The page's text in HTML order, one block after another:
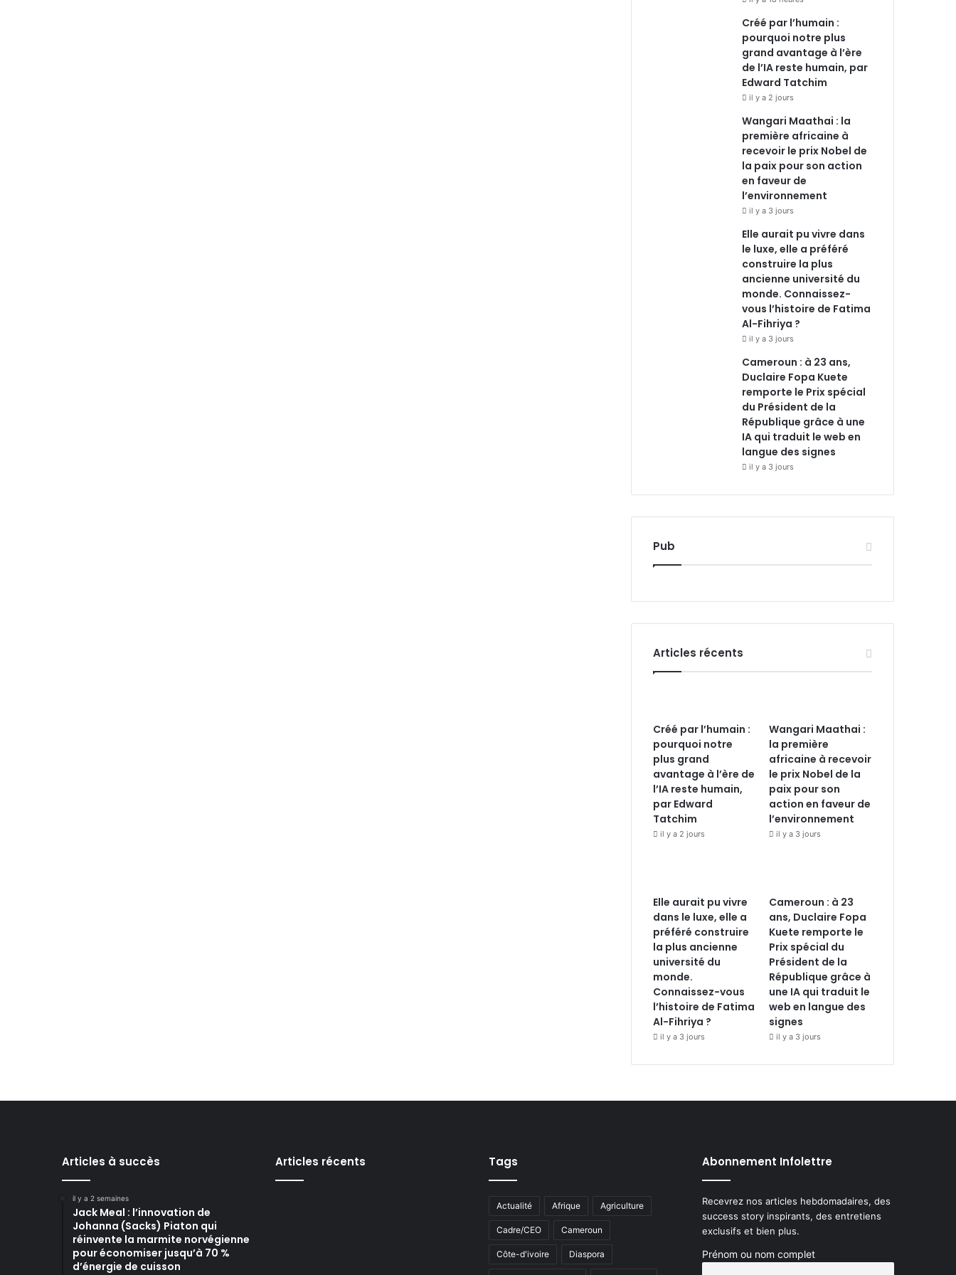
Créé par l’humain :
pourquoi notre plus
grand avantage à l’ère
de l’IA reste humain, par
Edward Tatchim
il y a 2 jours
Wangari Maathai : la
première africaine à
recevoir le prix Nobel de
la paix pour son action
en faveur de
l’environnement
il y a 3 jours
Elle aurait pu vivre dans
le luxe, elle a préféré
construire la plus
ancienne université du
monde. Connaissez-
vous l’histoire de Fatima
Al-Fihriya ?
il y a 3 jours
Cameroun : à 23 ans,
Duclaire Fopa Kuete
remporte le Prix spécial
du Président de la
République grâce à une
IA qui traduit le web en
langue des signes
il y a 3 jours
Pub
Articles récents
Créé par l’humain :
pourquoi notre
plus grand
avantage à l’ère de
l’IA reste humain,
par Edward
Tatchim
il y a 2 jours
Wangari Maathai :
la première
africaine à recevoir
le prix Nobel de la
paix pour son
action en faveur de
l’environnement
il y a 3 jours
Elle aurait pu vivre
dans le luxe, elle a
préféré construire
la plus ancienne
université du
monde.
Connaissez-vous
l’histoire de Fatima
Al-Fihriya ?
il y a 3 jours
Cameroun : à 23
ans, Duclaire Fopa
Kuete remporte le
Prix spécial du
Président de la
République grâce à
une IA qui traduit le
web en langue des
signes
il y a 3 jours
Articles à succès
il y a 2 semaines
Jack Meal : l’innovation de
Johanna (Sacks) Piaton qui
réinvente la marmite norvégienne
pour économiser jusqu’à 70 %
d’énergie de cuisson
Articles récents Tags
Actualité Afrique Agriculture
Cadre/CEO Cameroun
Côte-d'ivoire Diaspora
Abonnement Infolettre
Recevrez nos articles hebdomadaires, des
success story inspirants, des entretiens
exclusifs et bien plus.
Prénom ou nom complet